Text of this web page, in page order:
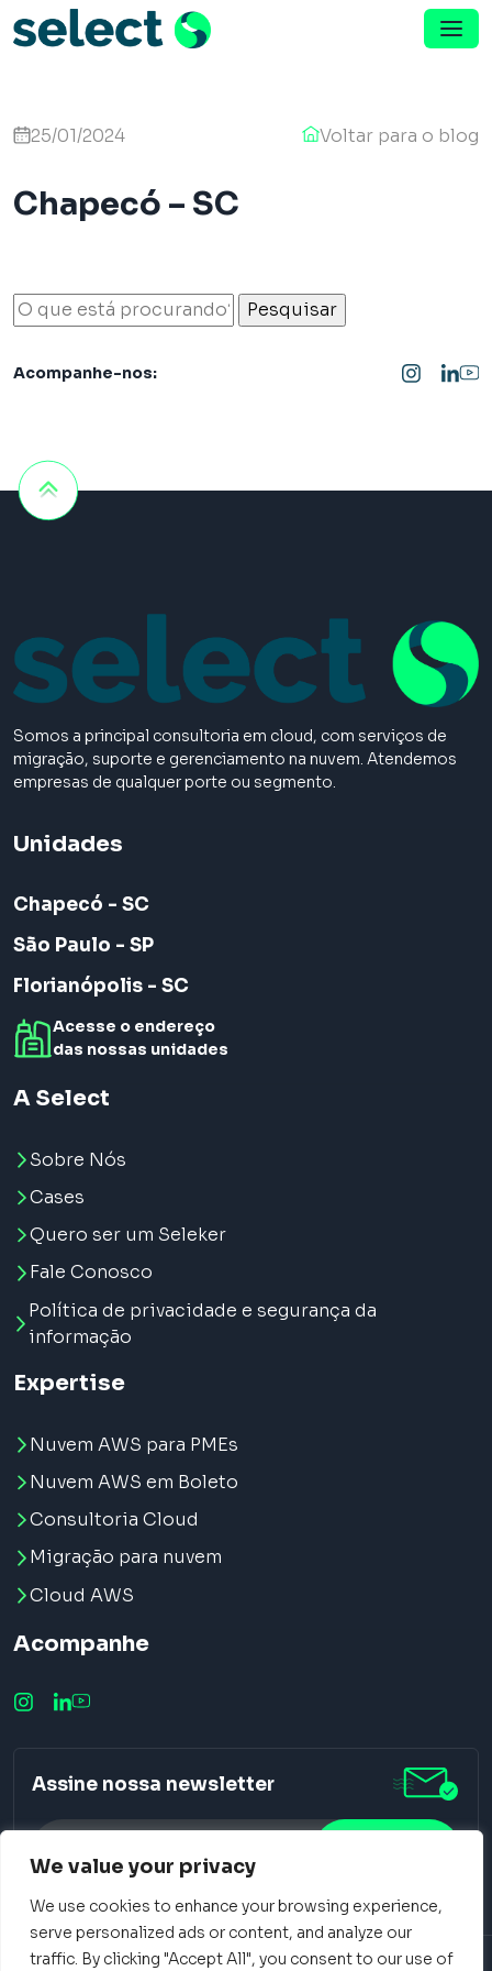
We value your privacy
We use cookies to enhance your browsing experience,
serve personalized ads or content, and analyze our
traffic. By clicking "Accept All", you consent to our use of
Menu de Navegação
25/01/2024 Voltar para o blog
Chapecó – SC
O que está procurando?
Acompanhe-nos:
Somos a principal consultoria em cloud, com serviços de
migração, suporte e gerenciamento na nuvem. Atendemos
empresas de qualquer porte ou segmento.
Unidades
Chapecó - SC
São Paulo - SP
Florianópolis - SC
Acesse o endereço
das nossas unidades
A Select
Sobre Nós
Cases
Quero ser um Seleker
Fale Conosco
Política de privacidade e segurança da
informação
Expertise
Nuvem AWS para PMEs
Nuvem AWS em Boleto
Consultoria Cloud
Migração para nuvem
Cloud AWS
Acompanhe
Assine nossa newsletter
Alternative: